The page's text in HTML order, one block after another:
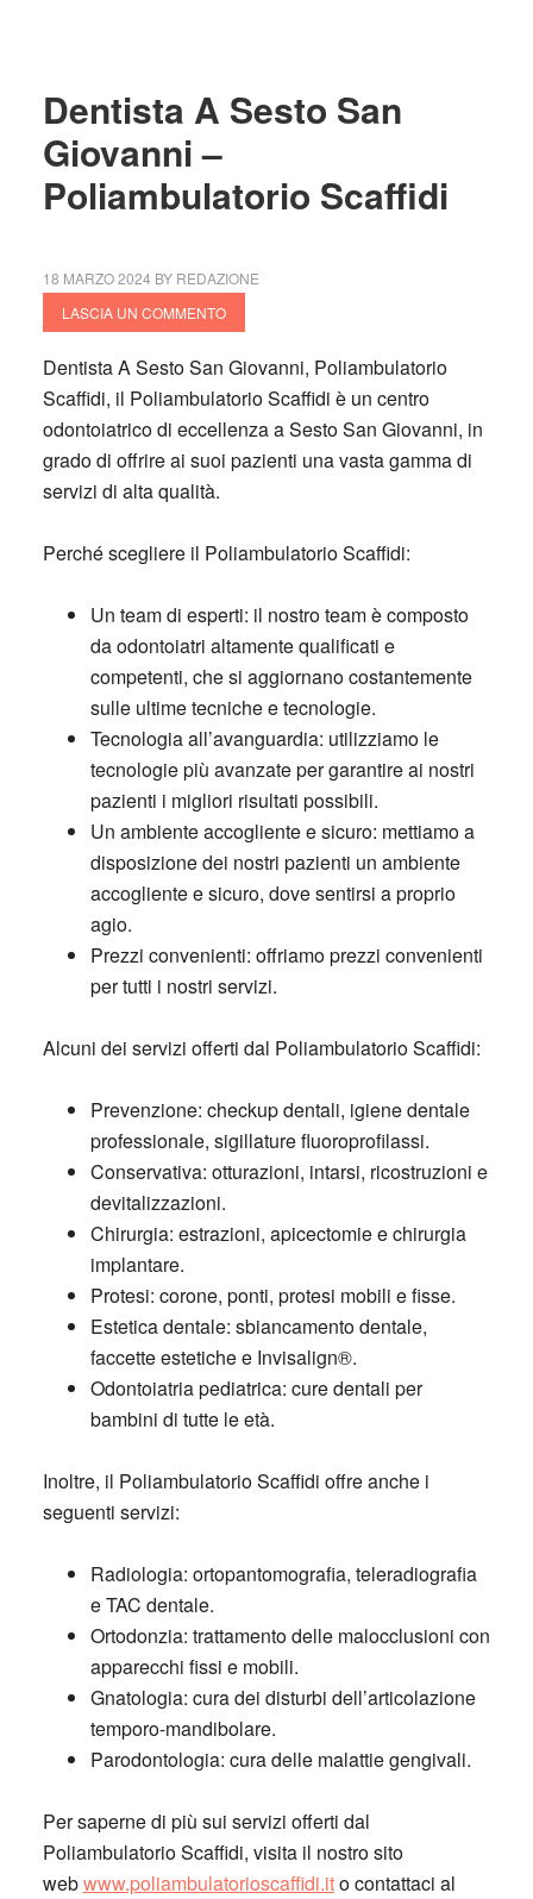
Dentista A Sesto San
Giovanni –
Poliambulatorio Scaffidi
18 MARZO 2024 BY REDAZIONE
LASCIA UN COMMENTO
Dentista A Sesto San Giovanni, Poliambulatorio
Scaffidi, il Poliambulatorio Scaffidi è un centro
odontoiatrico di eccellenza a Sesto San Giovanni, in
grado di offrire ai suoi pazienti una vasta gamma di
servizi di alta qualità.
Perché scegliere il Poliambulatorio Scaffidi:
Un team di esperti: il nostro team è composto
da odontoiatri altamente qualificati e
competenti, che si aggiornano costantemente
sulle ultime tecniche e tecnologie.
Tecnologia all’avanguardia: utilizziamo le
tecnologie più avanzate per garantire ai nostri
pazienti i migliori risultati possibili.
Un ambiente accogliente e sicuro: mettiamo a
disposizione dei nostri pazienti un ambiente
accogliente e sicuro, dove sentirsi a proprio
agio.
Prezzi convenienti: offriamo prezzi convenienti
per tutti i nostri servizi.
Alcuni dei servizi offerti dal Poliambulatorio Scaffidi:
Prevenzione: checkup dentali, igiene dentale
professionale, sigillature fluoroprofilassi.
Conservativa: otturazioni, intarsi, ricostruzioni e
devitalizzazioni.
Chirurgia: estrazioni, apicectomie e chirurgia
implantare.
Protesi: corone, ponti, protesi mobili e fisse.
Estetica dentale: sbiancamento dentale,
faccette estetiche e Invisalign®.
Odontoiatria pediatrica: cure dentali per
bambini di tutte le età.
Inoltre, il Poliambulatorio Scaffidi offre anche i
seguenti servizi:
Radiologia: ortopantomografia, teleradiografia
e TAC dentale.
Ortodonzia: trattamento delle malocclusioni con
apparecchi fissi e mobili.
Gnatologia: cura dei disturbi dell’articolazione
temporo-mandibolare.
Parodontologia: cura delle malattie gengivali.
Per saperne di più sui servizi offerti dal
Poliambulatorio Scaffidi, visita il nostro sito
webwww.poliambulatorioscaffidi.ito contattaci al